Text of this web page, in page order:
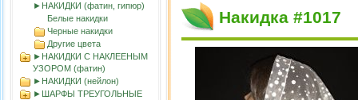
►НАКИДКИ (фатин, гипюр)
Белые накидки
Черные накидки
Другие цвета
►НАКИДКИ С НАКЛЕЕНЫМ
УЗОРОМ (фатин)
►НАКИДКИ (нейлон)
►ШАРФЫ ТРЕУГОЛЬНЫЕ
Накидка #1017